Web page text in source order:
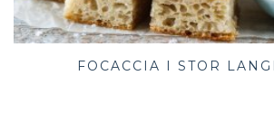
FOCACCIA I STOR